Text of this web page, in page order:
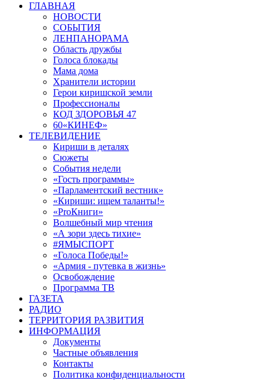
ГЛАВНАЯ
НОВОСТИ
СОБЫТИЯ
ЛЕНПАНОРАМА
Область дружбы
Голоса блокады
Мама дома
Хранители истории
Герои киришской земли
Профессионалы
КОД ЗДОРОВЬЯ 47
60«КИНЕФ»
ТЕЛЕВИДЕНИЕ
Кириши в деталях
Сюжеты
События недели
«Гость программы»
«Парламентский вестник»
«Кириши: ищем таланты!»
«ProКниги»
Волшебный мир чтения
«А зори здесь тихие»
#ЯМЫСПОРТ
«Голоса Победы!»
«Армия - путевка в жизнь»
Освобождение
Программа ТВ
ГАЗЕТА
РАДИО
ТЕРРИТОРИЯ РАЗВИТИЯ
ИНФОРМАЦИЯ
Документы
Частные объявления
Контакты
Политика конфиденциальности